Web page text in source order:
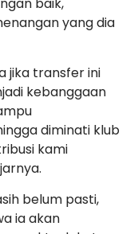
yang dia
jika transfer ini
kebanggaan
diminati klub
kami
belum pasti,
ia akan